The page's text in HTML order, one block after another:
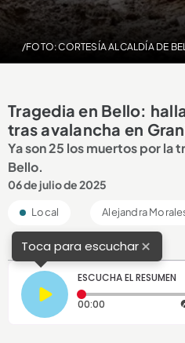
/FOTO: CORTESÍA ALCALDÍA DE
Tragedia en Bello:
tras avalancha en
Ya son 25 los muertos por la
Bello.
06 de julio de 2025
Local Alejandra
Toca para escuchar×
ESCUCHA EL RESUMEN
00:00 Tiempo